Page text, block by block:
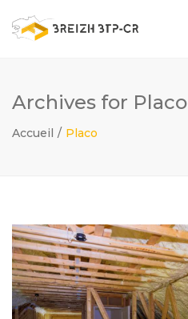
Archives for Placo
Accueil Placo